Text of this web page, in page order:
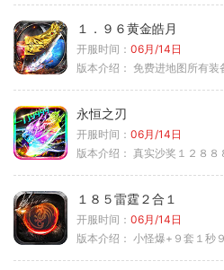
１．９６黄金皓月
开服时间： 06月/14日
版本介绍： 免费进地图所有装
永恒之刃
开服时间： 06月/14日
版本介绍： 真实沙奖１２８８
１８５雷霆２合１
开服时间： 06月/14日
版本介绍： 小怪爆+９套１秒